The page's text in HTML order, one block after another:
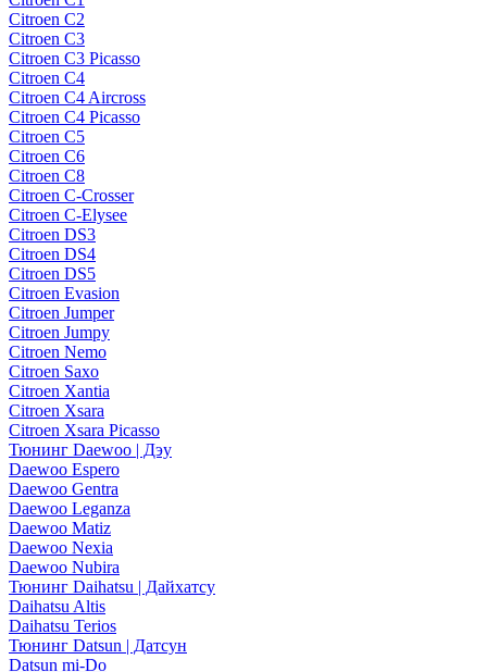
Citroen C2
Citroen C3
Citroen C3 Picasso
Citroen C4
Citroen C4 Aircross
Citroen C4 Picasso
Citroen C5
Citroen C6
Citroen C8
Citroen C-Crosser
Citroen C-Elysee
Citroen DS3
Citroen DS4
Citroen DS5
Citroen Evasion
Citroen Jumper
Citroen Jumpy
Citroen Nemo
Citroen Saxo
Citroen Xantia
Citroen Xsara
Citroen Xsara Picasso
Тюнинг Daewoo | Дэу
Daewoo Espero
Daewoo Gentra
Daewoo Leganza
Daewoo Matiz
Daewoo Nexia
Daewoo Nubira
Тюнинг Daihatsu | Дайхатсу
Daihatsu Altis
Daihatsu Terios
Тюнинг Datsun | Датсун
Datsun mi-Do